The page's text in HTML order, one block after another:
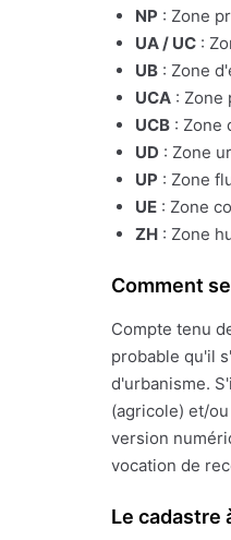
NP : Zone
UA / UC :
UB : Zone
UCA : Zone
UCB : Zone
UD : Zone
UP : Zone
UE : Zone
ZH : Zone
Comment
Compte tenu
probable qu'il
d'urbanisme.
(agricole) et/
version
vocation de
Le cadastre